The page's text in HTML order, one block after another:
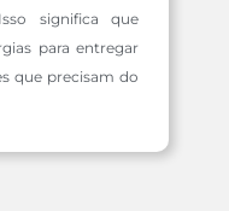
significa que
para entregar
que precisam do